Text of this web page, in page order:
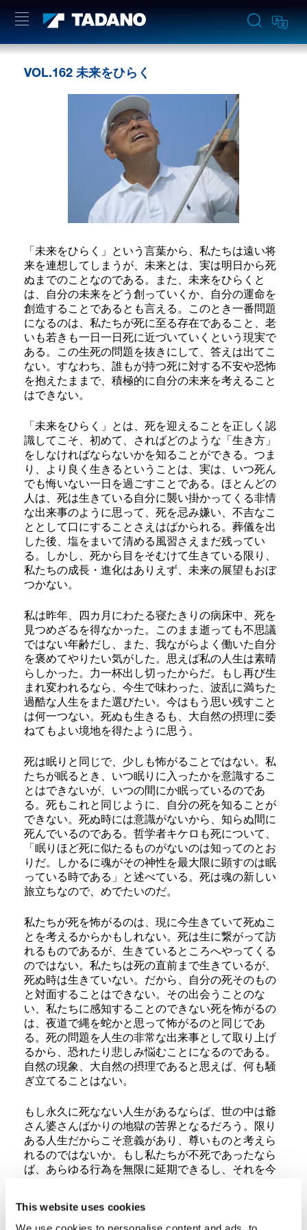
This website uses cookies
VOL.162 未来をひらく
「未来をひらく」という言葉から、私たちは遠い将
来を連想してしまうが、未来とは、実は明日から死
ぬまでのことなのである。また、未来をひらくと
は、自分の未来をどう創っていくか、自分の運命を
創造することであるとも言える。このとき一番問題
になるのは、私たちが死に至る存在であること、老
いも若きも一日一日死に近づいていくという現実で
ある。この生死の問題を抜きにして、答えは出てこ
ない。すなわち、誰もが持つ死に対する不安や恐怖
を抱えたままで、積極的に自分の未来を考えること
はできない。
「未来をひらく」とは、死を迎えることを正しく認
識してこそ、初めて、さればどのような「生き方」
をしなければならないかを知ることができる。つま
り、より良く生きるということは、実は、いつ死ん
でも悔いない一日を過ごすことである。ほとんどの
人は、死は生きている自分に襲い掛かってくる非情
な出来事のように思って、死を忌み嫌い、不吉なこ
ととして口にすることさえはばかられる。葬儀を出
した後、塩をまいて清める風習さえまだ残ってい
る。しかし、死から目をそむけて生きている限り、
私たちの成長・進化はありえず、未来の展望もおぼ
つかない。
私は昨年、四カ月にわたる寝たきりの病床中、死を
見つめざるを得なかった。このまま逝っても不思議
ではない年齢だし、また、我ながらよく働いた自分
を褒めてやりたい気がした。思えば私の人生は素晴
らしかった。力一杯出し切ったからだ。もし再び生
まれ変われるなら、今生で味わった、波乱に満ちた
過酷な人生をまた選びたい。今はもう思い残すこと
は何一つない。死ぬも生きるも、大自然の摂理に委
ねてもよい境地を得たように思う。
死は眠りと同じで、少しも怖がることではない。私
たちが眠るとき、いつ眠りに入ったかを意識するこ
とはできないが、いつの間にか眠っているのであ
る。死もこれと同じように、自分の死を知ることが
できない。死ぬ時には意識がないから、知らぬ間に
死んでいるのである。哲学者キケロも死について、
「眠りほど死に似たるものがないのは知ってのとお
りだ。しかるに魂がその神性を最大限に顕すのは眠
っている時である」と述べている。死は魂の新しい
旅立ちなので、めでたいのだ。
私たちが死を怖がるのは、現に今生きていて死ぬこ
とを考えるからかもしれない。死は生に繋がって訪
れるものであるが、生きているところへやってくる
のではない。私たちは死の直前まで生きているが、
死ぬ時は生きていない。だから、自分の死そのもの
と対面することはできない。その出会うことのな
い、私たちに感知することのできない死を怖がるの
は、夜道で縄を蛇かと思って怖がるのと同じであ
る。死の問題を人生の非常な出来事として取り上げ
るから、恐れたり悲しみ悩むことになるのである。
自然の現象、大自然の摂理であると思えば、何も騒
ぎ立てることはない。
もし永久に死なない人生があるならば、世の中は爺
さん婆さんばかりの地獄の苦界となるだろう。限り
ある人生だからこそ意義があり、尊いものと考えら
れるのではないか。もし私たちが不死であったなら
ば、あらゆる行為を無限に延期できるし、それを今
れた生涯の時間を無駄にしないよう、活用し尽くす
ことに気付かされるのである。